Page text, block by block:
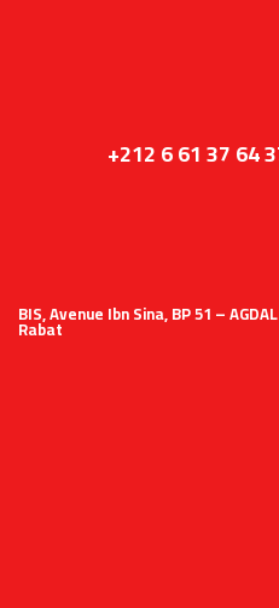
+212 6 61 37 64
51 BIS, Avenue Ibn Sina, BP 51 –
Rabat